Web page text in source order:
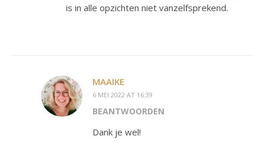
is in alle opzichten niet vanzelfsprekend.
MAAIKE
6 MEI 2022 AT 16:39
BEANTWOORDEN
Dank je wel!